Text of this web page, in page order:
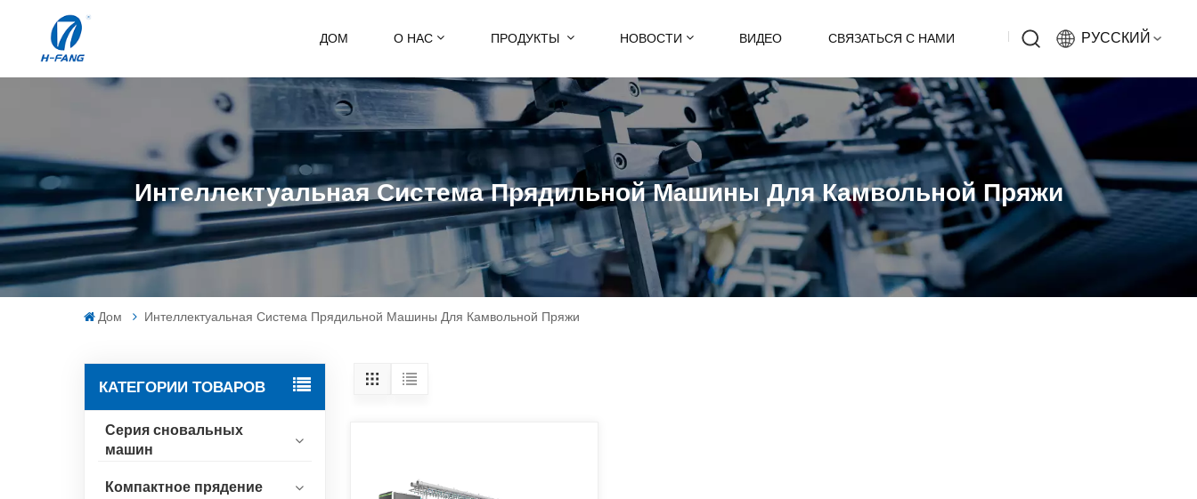
ДОМ О НАС ПРОДУКТЫ НОВОСТИ ВИДЕО СВЯЗАТЬСЯ С НАМИ РУССКИЙ
English
Русский
Español
中文
Интеллектуальная Система Прядильной Машины Для Камвольной Пряжи
Дом Интеллектуальная Система Прядильной Машины Для Камвольной Пряжи
КАТЕГОРИИ ТОВАРОВ
Серия сновальных
машин
Компактное прядение